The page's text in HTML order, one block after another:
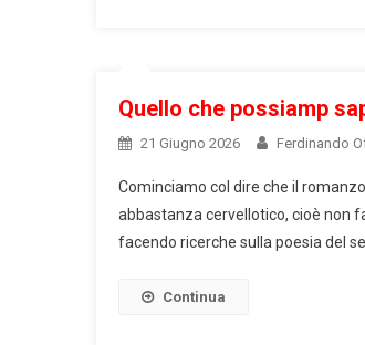
Quello che possiamp
21 Giugno 2026 Ferdinando
Cominciamo col dire che il
abbastanza cervellotico, cioè non
facendo ricerche sulla poesia del
Continua